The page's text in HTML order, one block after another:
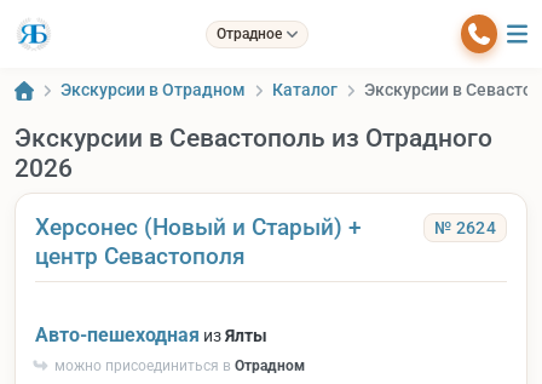
Отрадное
Экскурсии в Отрадном Каталог Экскурсии в
Экскурсии в Севастополь из Отрадного
2026
Херсонес (Новый и Старый) +
центр Севастополя
№ 2624
Авто-пешеходная изЯлты
можно присоединиться в Отрадном